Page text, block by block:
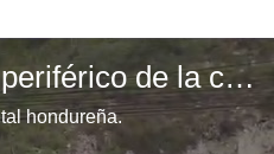
Accidente de tránsito en el anillo periférico de la capital hondureña
hondureña.